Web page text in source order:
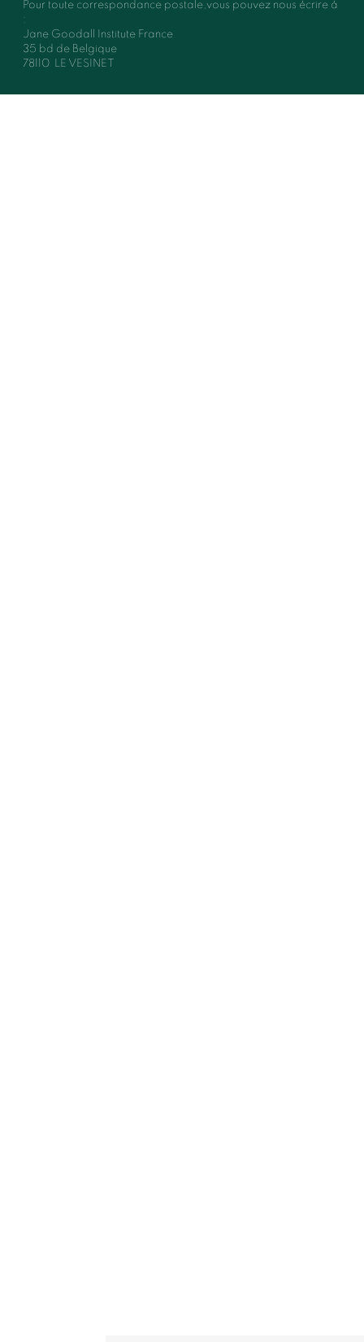
Pour toute correspondance postale,vous pouvez nous écrire à
:
Jane Goodall Institute France
35 bd de Belgique
78110
LE VESINET